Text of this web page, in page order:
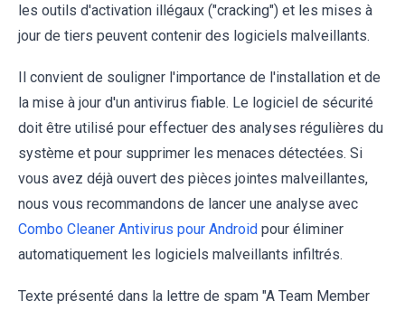
les outils d'activation illégaux ("cracking") et les mises à
jour de tiers peuvent contenir des logiciels malveillants.
Il convient de souligner l'importance de l'installation et de
la mise à jour d'un antivirus fiable. Le logiciel de sécurité
doit être utilisé pour effectuer des analyses régulières du
système et pour supprimer les menaces détectées. Si
vous avez déjà ouvert des pièces jointes malveillantes,
nous vous recommandons de lancer une analyse avec
Combo Cleaner Antivirus pour Android pour éliminer
automatiquement les logiciels malveillants infiltrés.
Texte présenté dans la lettre de spam "A Team Member